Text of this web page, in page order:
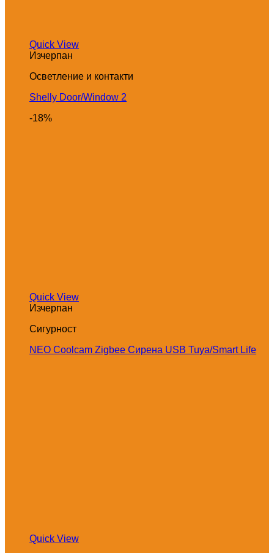
Quick View
Изчерпан
Осветление и контакти
Shelly Door/Window 2
-18%
Quick View
Изчерпан
Сигурност
NEO Coolcam Zigbee Сирена USB Tuya/Smart Life
Quick View